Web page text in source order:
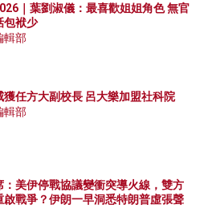
｜葉劉淑儀：最喜歡姐姐角色 無官
包袱少
輯部
獲任方大副校長 呂大樂加盟社科院
輯部
：美伊停戰協議變衝突導火線，雙方
啟戰爭？伊朗一早洞悉特朗普虛張聲